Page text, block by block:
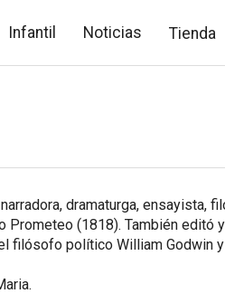
Infantil Noticias Tienda
dramaturga, ensayista,
Prometeo (1818). También editó y
filósofo político William Godwin
.